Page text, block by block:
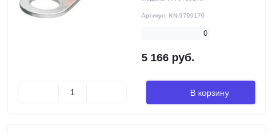
Артикул: KN-9799170
0
5 166 руб.
В корзину